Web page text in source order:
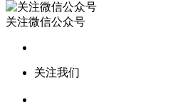
关注微信公众号
关注我们